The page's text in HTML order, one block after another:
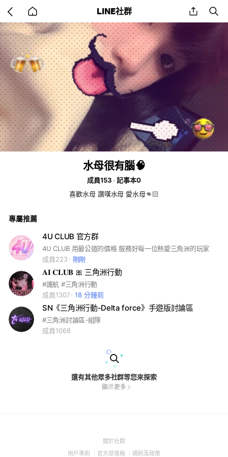
back
to
home
LINE社群 share
水母很有腦🧠
成員153
記事本0
喜歡水母 讚嘆水母 愛水母👊🏻
專屬推薦
4U CLUB 官方群
4U CLUB 用最公道的價格 服務好每一位熱愛三角洲的玩家
成員223
剛剛
𝐀𝐈 𝐂𝐋𝐔𝐁 🎀 三角洲行動
#護航 #三角洲行動
成員1307
18 分鐘前
SN《三角洲行動-Delta force》手遊版討論區
#三角洲討論區-組隊
成員1068
還有其他眾多社群等您來探索
顯示更多
關於社群(Open
用戶準則 (Open
官方部落格 (Open
規則及政策(Open